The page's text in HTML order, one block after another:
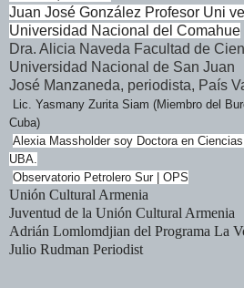
Juan José González Profesor Uni
Universidad Nacional del Comahue
Dra. Alicia Naveda Facultad de
Universidad Nacional de San Juan
José Manzaneda, periodista, País
Lic. Yasmany Zurita Siam (Miembro del
Cuba)
Alexia Massholder soy Doctora en
UBA.
Observatorio Petrolero Sur | OPS
Unión Cultural Armenia
Juventud de la Unión Cultural Armenia
Adrián Lomlomdjian del Programa La
Julio Rudman Periodist